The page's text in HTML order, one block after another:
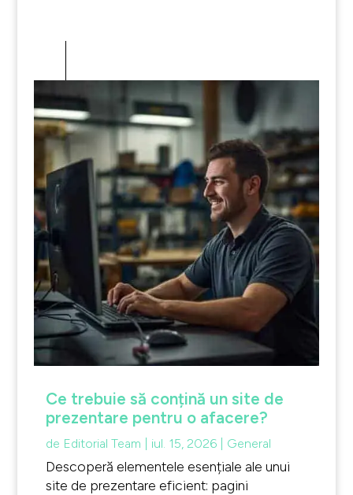
Ce trebuie să conțină un site de
prezentare pentru o afacere?
de Editorial Team iul. 15, 2026| General
Descoperă elementele esențiale ale unui
site de prezentare eficient: pagini